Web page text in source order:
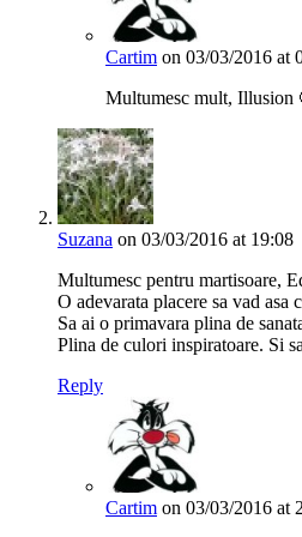
Cartim on 03/03/2016 at
Multumesc mult, Illusion
Suzana on 03/03/2016 at 19:08
Multumesc pentru martisoare,
O adevarata placere sa vad
Sa ai o primavara plina de
Plina de culori inspiratoare. Si
Reply
Cartim on 03/03/2016 at